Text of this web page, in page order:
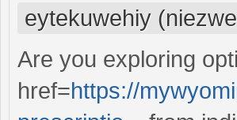
eytekuwehiy
Are you exploring
href=https://